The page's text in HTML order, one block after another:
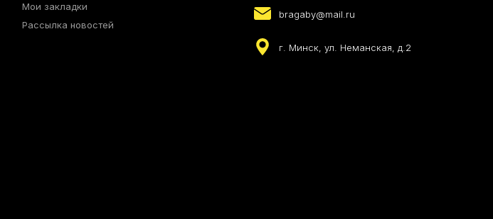
Мои закладки
Рассылка новостей
bragaby@mail.ru
г. Минск, ул. Неманская, д.2